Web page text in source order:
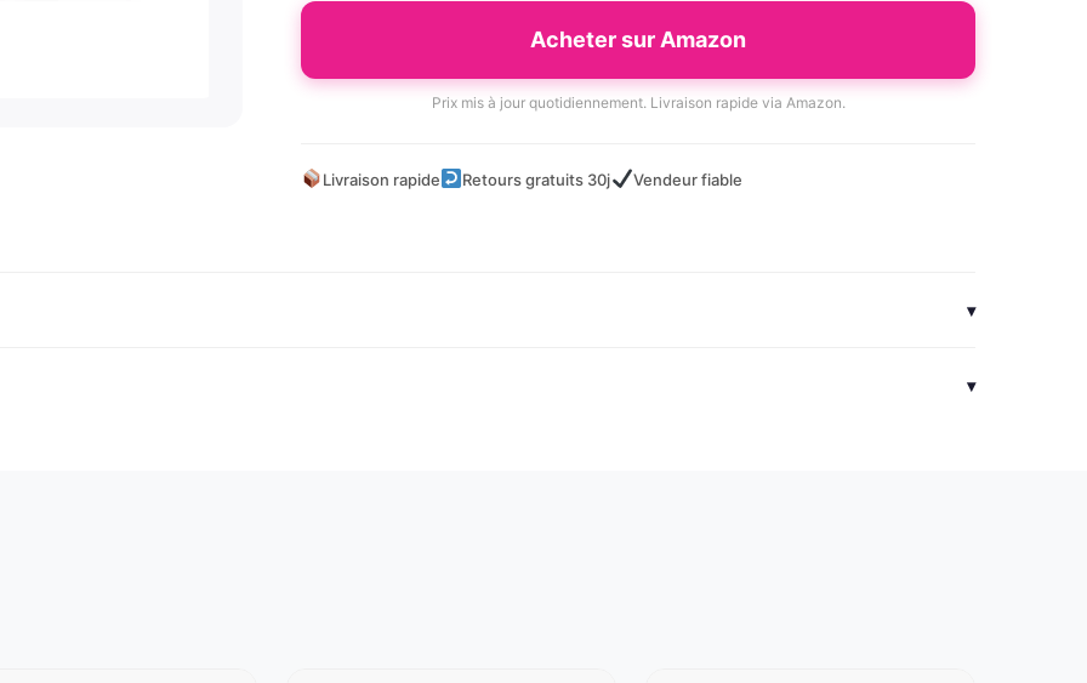
Acheter sur Amazon
Prix mis à jour quotidiennement. Livraison rapide via Amazon.
Livraison rapide Retours gratuits 30j Vendeur fiable
▾
de la tête aux pieds, des reflets dorés étincelants dans ses cheveux aux coutures dorées complexes de sa
Insérez le jeton et la scène joue de la musique. Il joue le morceau rock ‘n’ roll de Jukebox B.B. de la
▾